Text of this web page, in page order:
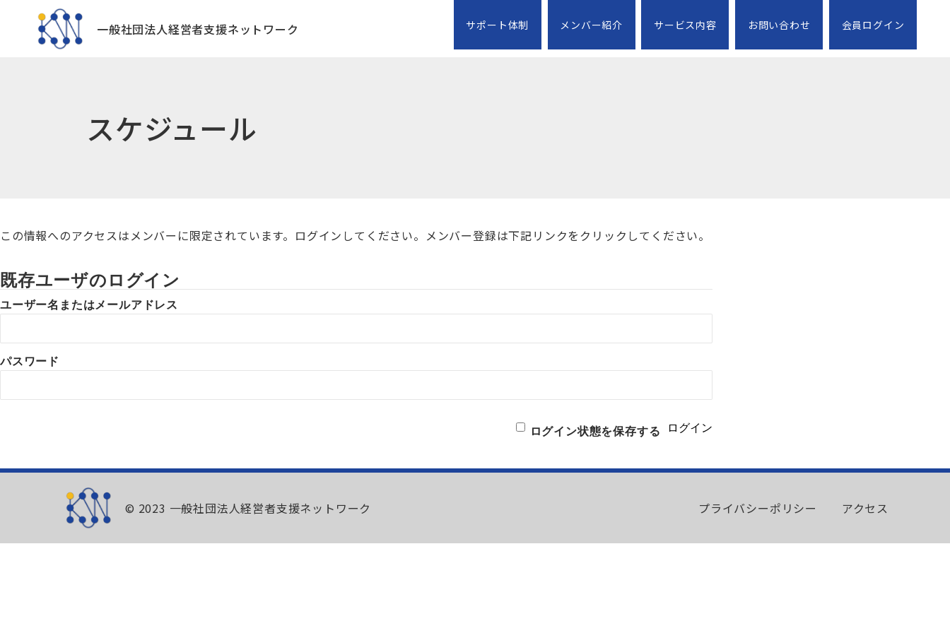
一般社団法人経営者支援ネットワーク サポート体制 メンバー紹介 サービス内容 お問い合わせ 会員ログイン
スケジュール
この情報へのアクセスはメンバーに限定されています。ログインしてください。メンバー登録は下記リンクをクリックしてください。
既存ユーザのログイン
ユーザー名またはメールアドレス
パスワード
ログイン状態を保存する
© 2023 一般社団法人経営者支援ネットワーク プライバシーポリシー アクセス